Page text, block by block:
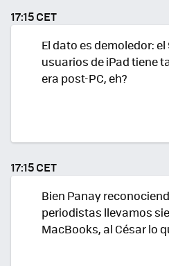
17:15 CET
El dato es demoledor: el
usuarios de iPad tiene
era post-PC, eh?
17:15 CET
Bien Panay
periodistas llevamos
MacBooks, al César lo